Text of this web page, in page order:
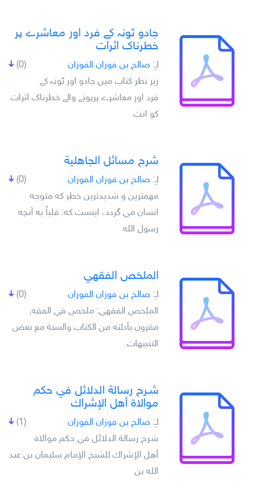
جادو ٹونہ کے فرد اور معاشرے پر
خطرناک اثرات
(0) لـِ: صالح بن فوزان الفوزان
زير نظر کتاب ميں جادو اور ٹونہ کے
فرد اور معاشرے پرہونے والے خطرناک اثرات
کو انت
شرح مسائل الجاهلية
(0) لـِ: صالح بن فوزان الفوزان
مهمترين و شديدترين خطر كه متوجه
انسان مي گردد، اينست كه: قلباً به آنچه
رسول الله
الملخص الفقهي
(0) لـِ: صالح بن فوزان الفوزان
الملخص الفقهي: ملخص في الفقه,
مقرون بأدلته من الكتاب والسنة مع بعض
التنبيهات.
شـرح رسالة الدلائل في حكم
موالاة أهل الإشراك
(1) لـِ: صالح بن فوزان الفوزان
شـرح رسالة الدلائل في حكم موالاة
أهل الإشراك للشيخ الإمام سليمان بن عبد
الله بن